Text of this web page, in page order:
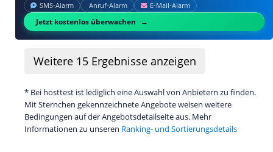
SMS‑Alarm Anruf‑Alarm E‑Mail‑Alarm
Jetzt kostenlos überwachen
Weitere 15 Ergebnisse anzeigen
* Bei hosttest ist lediglich eine Auswahl von Anbietern zu finden.
Mit Sternchen gekennzeichnete Angebote weisen weitere
Bedingungen auf der Angebotsdetailseite aus. Mehr
Informationen zu unseren Ranking- und Sortierungsdetails